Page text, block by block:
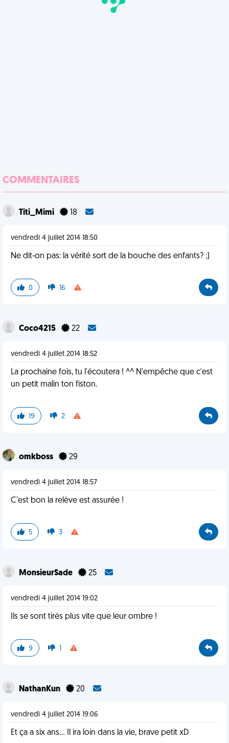
COMMENTAIRES
Titi_Mimi 18
vendredi 4 juillet 2014 18:50
Ne dit-on pas: la vérité sort de la bouche des enfants? ;)
0 16
Coco4215 22
vendredi 4 juillet 2014 18:52
La prochaine fois, tu l'écoutera ! ^^ N'empêche que c'est
un petit malin ton fiston.
19 2
omkboss 29
vendredi 4 juillet 2014 18:57
C'est bon la relève est assurée !
5 3
MonsieurSade 25
vendredi 4 juillet 2014 19:02
Ils se sont tirés plus vite que leur ombre !
9 1
NathanKun 20
vendredi 4 juillet 2014 19:06
Et ça a six ans... Il ira loin dans la vie, brave petit xD